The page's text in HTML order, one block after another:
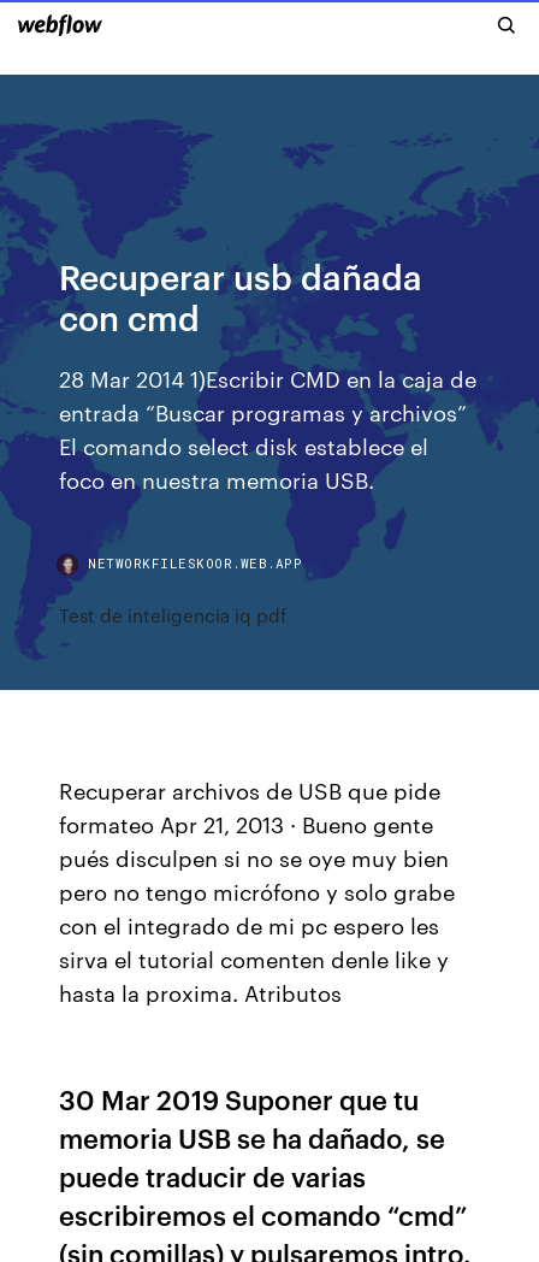
Recuperar usb dañada
con cmd
28 Mar 2014 1)Escribir CMD en la caja de
entrada “Buscar programas y archivos”
El comando select disk establece el
foco en nuestra memoria USB.
NETWORKFILESKOOR.WEB.APP
Test de inteligencia iq pdf
Recuperar archivos de USB que pide
formateo Apr 21, 2013 · Bueno gente
pués disculpen si no se oye muy bien
pero no tengo micrófono y solo grabe
con el integrado de mi pc espero les
sirva el tutorial comenten denle like y
hasta la proxima. Atributos
30 Mar 2019 Suponer que tu
memoria USB se ha dañado, se
puede traducir de varias
escribiremos el comando “cmd”
(sin comillas) y pulsaremos intro.